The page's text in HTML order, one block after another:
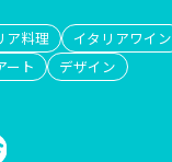
ア料理
イタリアワイン
ート
デザイン